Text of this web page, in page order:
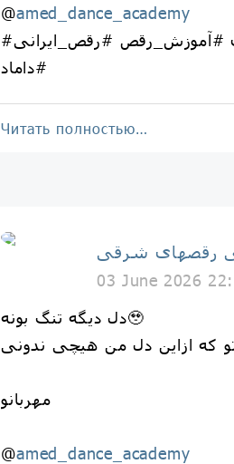
@amed_dance_academy
#رقص #رقصیدن #آموزش_رقص #رقص_ایرانی
Читать полностью…
رقصهاى شرقى
03 June 2026
دل دیگه تنگ بونه🥹
مهربانو
@amed_dance_academy